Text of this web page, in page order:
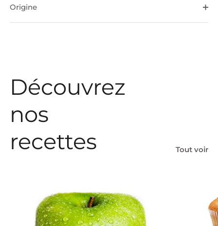
Origine
Découvrez
nos
recettes
Tout voir